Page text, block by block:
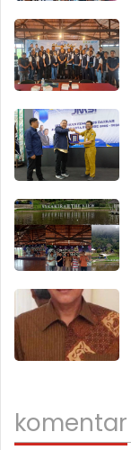
komentar